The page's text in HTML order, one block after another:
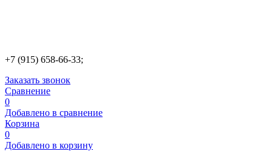
+7 (915) 658-66-33;
Заказать звонок
Сравнение
0
Добавлено в сравнение
Корзина
0
Добавлено в корзину